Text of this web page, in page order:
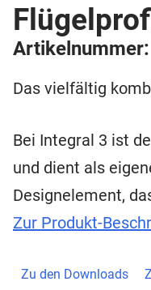
Das vielfältig
Bei Integral 3 ist
und dient als
Designelement,
Zur Produkt-
Zu den Downloads